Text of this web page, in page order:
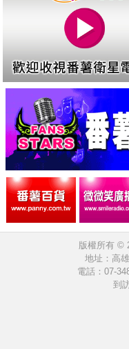
版權所有 ©
地址：高
電話：07-
到